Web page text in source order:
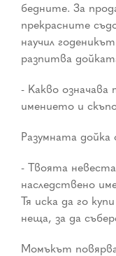
бедните. За
прекрасните
научил
разпитва
- Какво означава
имението и
Разумната дойка
- Твоята
наследствено
Тя иска да го
неща, за да
Момъкът